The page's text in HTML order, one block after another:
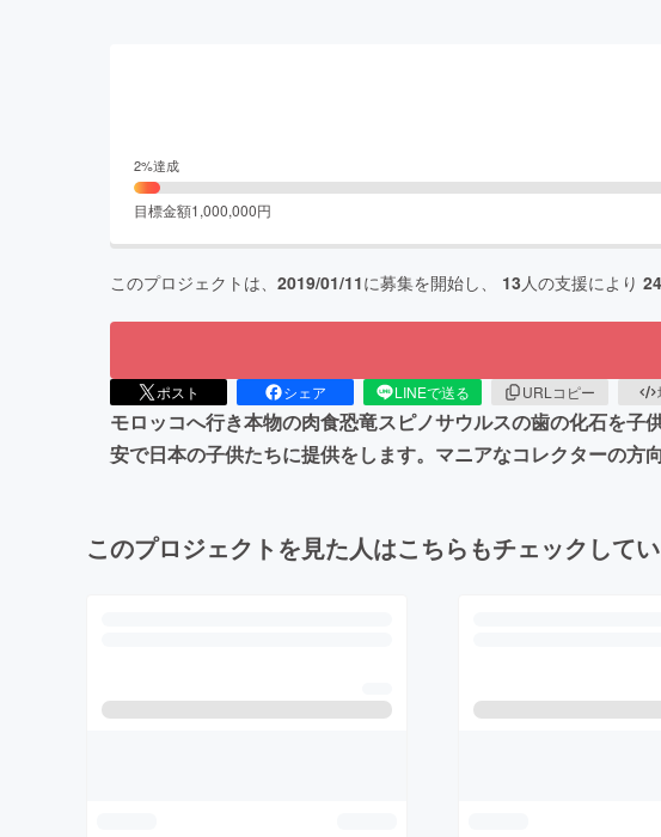
2%達成
目標金額1,000,000円
このプロジェクトは、 2019/01/11に募集を開始し、 13人の支援により
ポスト シェア LINEで送る URLコピー
モロッコへ行き本物の肉食恐竜スピノサウルスの歯の化石を
安で日本の子供たちに提供をします。マニアなコレクターの方
このプロジェクトを見た人はこちらもチェックして